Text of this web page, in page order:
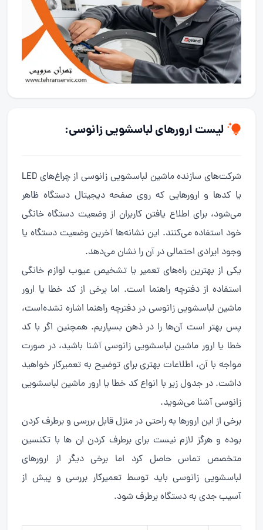
لیست ارورهای لباسشویی زانوسی:
شرکت‌های سازنده ماشین لباسشویی زانوسی از چراغ‌های LED
یا کدها و ارورهایی که روی صفحه دیجیتال دستگاه ظاهر
می‌شود، برای اطلاع یافتن کاربران از وضعیت دستگاه خانگی
خود استفاده می‌کنند. این نشانه‌ها آخرین وضعیت دستگاه یا
وجود ایرادی احتمالی در آن را نشان می‌دهد.
یکی از بهترین راه‌های تعمیر یا تشخیص عیوب لوازم خانگی
استفاده از دفترچه راهنما است. اما برخی از کد خطا یا ارور
ماشین لباسشویی زانوسی در دفترچه راهنما اشاره نشده‌است،
پس بهتر است آن‌ها را در ذهن بسپاریم. همچنین اگر با کد
خطا یا ارور ماشین لباسشویی زانوسی آشنا باشید، در صورت
مواجه با آن، اطلاعات بهتری برای توضیح به تعمیرکار خواهید
داشت. در جدول زیر با انواع کد خطا یا ارور ماشین لباسشویی
زانوسی آشنا می‌شوید.
برخی از این ارورها به راحتی در منزل قابل بررسی و برطرف کردن
بوده و هرگز لازم نیست برای برطرف کردن ان ها با تکنسین
متخصص تماس حاصل کرد اما برخی دیگر از ارورهای
لباسشویی زانوسی باید توسط تعمیرکار بررسی و پیش از
آسیب جدی به دستگاه برطرف شود.